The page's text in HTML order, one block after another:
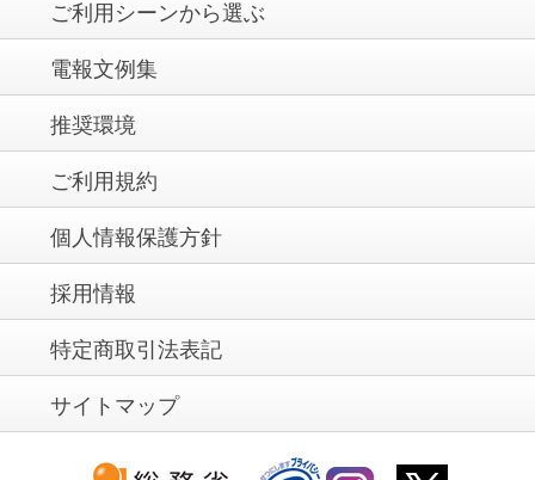
ご利用シーンから選ぶ
電報文例集
推奨環境
ご利用規約
個人情報保護方針
採用情報
特定商取引法表記
サイトマップ